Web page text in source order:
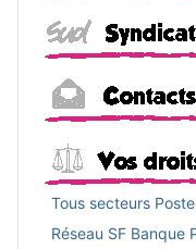
Tous secteurs Poste
Réseau SF Banque